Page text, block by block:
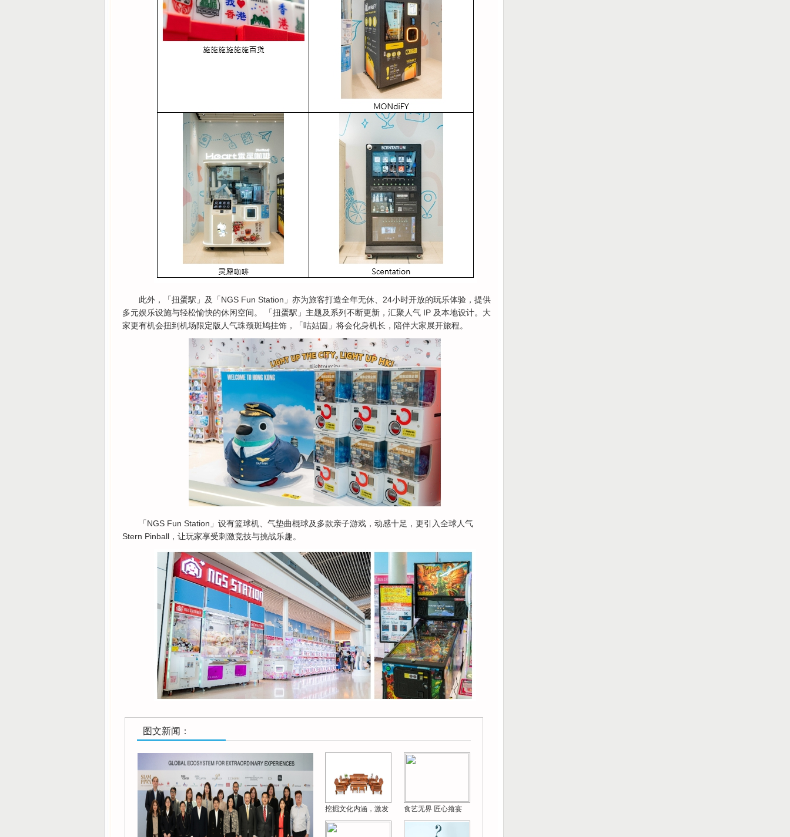
此外，「扭蛋駅」及「NGS Fun Station」亦为旅客打造全年无休、24小时开放的玩乐体验，提供
多元娱乐设施与轻松愉快的休闲空间。 「扭蛋駅」主题及系列不断更新，汇聚人气 IP 及本地设计。大
家更有机会扭到机场限定版人气珠颈斑鸠挂饰，「咕姑固」将会化身机长，陪伴大家展开旅程。
「NGS Fun Station」设有篮球机、气垫曲棍球及多款亲子游戏，动感十足，更引入全球人气
Stern Pinball，让玩家享受刺激竞技与挑战乐趣。
图文新闻：
挖掘文化内涵，激发 食艺无界 匠心飨宴